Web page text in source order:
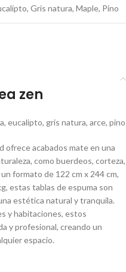
, Gris natura, Maple, Pino
zen
eucalipto, gris natura, arce, pino
ofrece acabados mate en una
como buerdeos, corteza,
formato de 122 cm x 244 cm,
estas tablas de espuma son
estética natural y tranquila.
y habitaciones, estos
y profesional, creando un
espacio.